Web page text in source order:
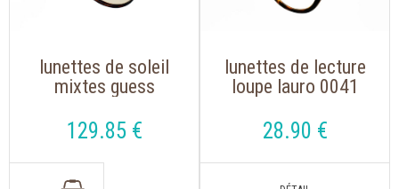
lunettes de soleil
mixtes guess
polarisées
129.85 €
lunettes de lecture
loupe lauro 0041
forme ronde
28.90 €